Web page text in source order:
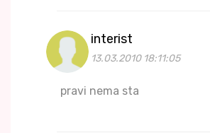
interist
13.03.2010 18:11:05
pravi nema sta